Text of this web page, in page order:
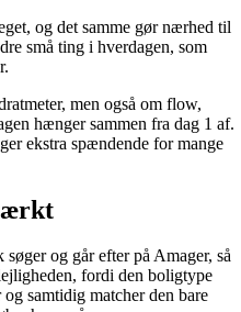
og det samme gør nærhed til
små ting i hverdagen, som
men også om flow,
hænger sammen fra dag 1 af.
ekstra spændende for mange
og går efter på Amager, så
fordi den boligtype
samtidig matcher den bare